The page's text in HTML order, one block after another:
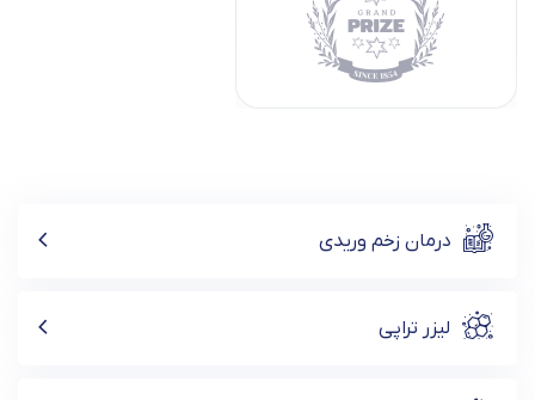
درمان زخم وریدی
لیزر تراپی